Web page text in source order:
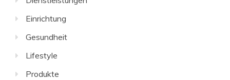
Einrichtung
Gesundheit
Lifestyle
Produkte